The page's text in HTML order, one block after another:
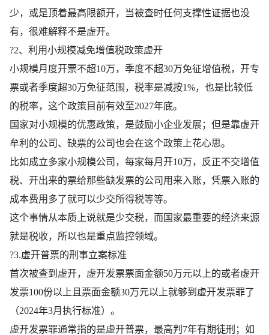
少，或是顶着最高限额开，当被查时任何支撑性证据也没
有，很难解释不是虚开。
?2、利用小规模减免增值税政策虚开
小规模月度开票不超10万，季度不超30万免征增值税，开专
票或者季度超30万免征范围，税率是减按1%，也是比较低
的税率，这个政策目前有效至2027年底。
国家对小规模的优惠政策，是鼓励小企业发展；但是靠虚开
牟利的公司、缺票的公司也会在这个政策上花心思。
比如成立多家小规模公司，每家每月开10万，反正不交增值
税、开出来的票给那些缺发票的公司用来入账，凭票入账的
成本费用多了就可以少交所得税等等。
这个事情从本质上说就是少交税，而国家最重要的经济来源
就是税收，所以也是重点监控领域。
?3.虚开普票的刑事立案标准
首次被查到虚开，虚开发票票面金额50万元以上的或者虚开
发票100份以上且票面金额30万元以上就够到虚开发票罪了
（2024年3月执行标准）。
虚开发票罪通常指的是虚开普票，最高判7年有期徒刑；如